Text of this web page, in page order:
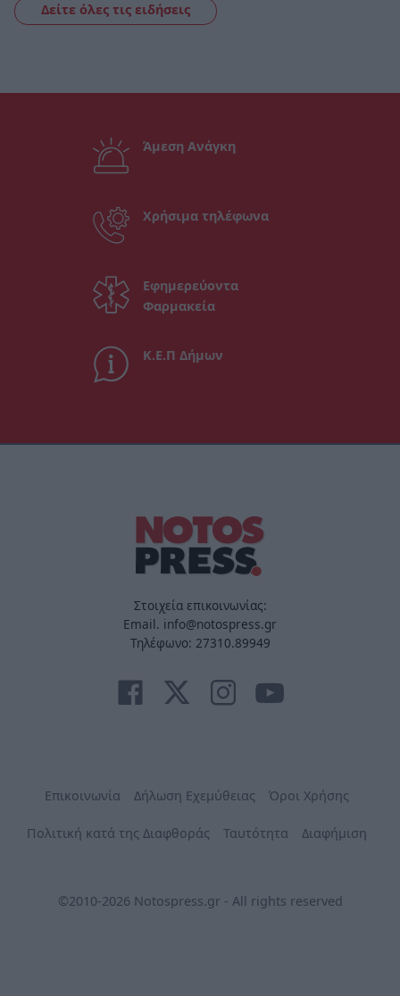
Δείτε όλες τις ειδήσεις
Άμεση Ανάγκη
Χρήσιμα τηλέφωνα
Εφημερεύοντα
Φαρμακεία
Κ.Ε.Π Δήμων
Στοιχεία επικοινωνίας:
Email. info@notospress.gr
Τηλέφωνο: 27310.89949
Επικοινωνία Δήλωση Εχεμύθειας Όροι Χρήσης
Πολιτική κατά της Διαφθοράς Ταυτότητα Διαφήμιση
©2010-2026 Notospress.gr - All rights reserved